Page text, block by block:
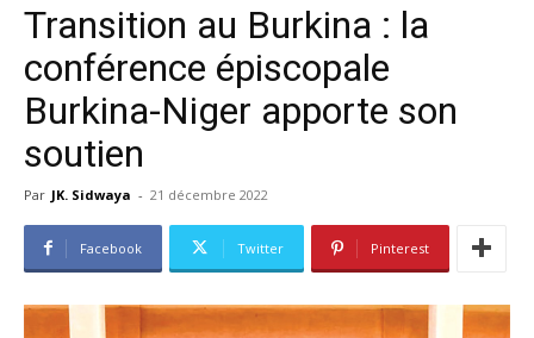
Transition au Burkina : la
conférence épiscopale
Burkina-Niger apporte son
soutien
Par JK. Sidwaya - 21 décembre 2022
Facebook Twitter Pinterest